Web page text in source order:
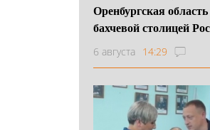
Оренбургская область
бахчевой столицей
6 августа 14:29